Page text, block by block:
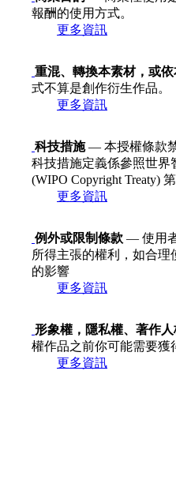
報酬的使用方式。
更多資訊
重混、轉換本素材，或
式不算是創作衍生作品。
更多資訊
科技措施— 本授權條款
科技措施定義係參照世界
(WIPO Copyright Treaty) 第
更多資訊
例外或限制條款 — 使用
所得主張的權利，如合理
的影響
更多資訊
形象權，隱私權、著作
權作品之前你可能需要獲
更多資訊